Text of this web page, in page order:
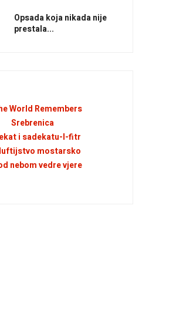
Opsada koja nikada nije
prestala...